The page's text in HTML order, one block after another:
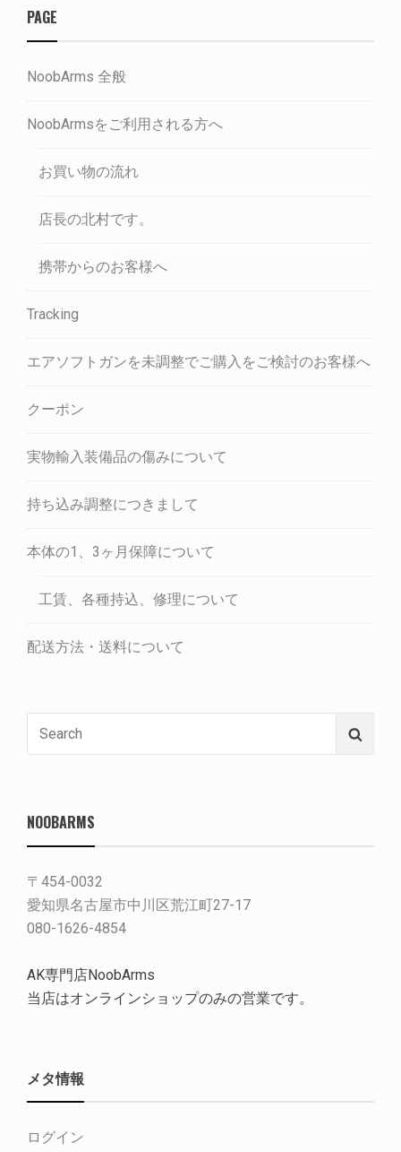
PAGE
NoobArms 全般
NoobArmsをご利用される方へ
お買い物の流れ
店長の北村です。
携帯からのお客様へ
Tracking
エアソフトガンを未調整でご購入をご検討のお客様へ
クーポン
実物輸入装備品の傷みについて
持ち込み調整につきまして
本体の1、3ヶ月保障について
工賃、各種持込、修理について
配送方法・送料について
NOOBARMS
〒454-0032
愛知県名古屋市中川区荒江町27-17
080-1626-4854
AK専門店NoobArms
当店はオンラインショップのみの営業です。
メタ情報
ログイン